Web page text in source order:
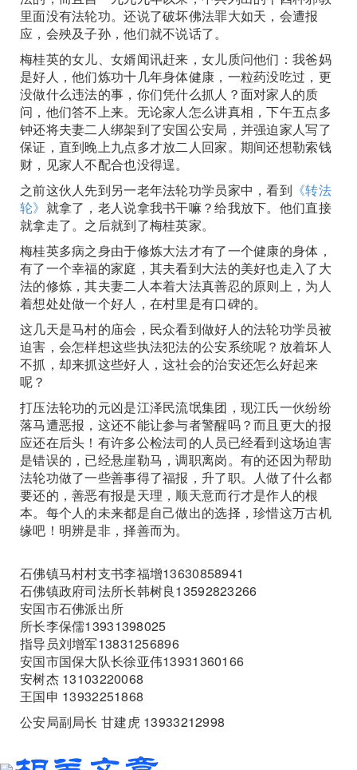
里面没有法轮功。还说了破坏佛法罪大如天，会遭报
应，会殃及子孙，他们就不说话了。
梅桂英的女儿、女婿闻讯赶来，女儿质问他们：我爸妈
是好人，他们炼功十几年身体健康，一粒药没吃过，更
没做什么违法的事，你们凭什么抓人？面对家人的质
问，他们答不上来。无论家人怎么讲真相，下午五点多
钟还将夫妻二人绑架到了安国公安局，并强迫家人写了
保证，直到晚上九点多才放二人回家。期间还想勒索钱
财，见家人不配合也没得逞。
之前这伙人先到另一老年法轮功学员家中，看到 《转法
轮》 就拿了，老人说拿我书干嘛？给我放下。他们直接
就拿走了。之后就到了梅桂英家。
梅桂英多病之身由于修炼大法才有了一个健康的身体，
有了一个幸福的家庭，其夫看到大法的美好也走入了大
法的修炼，其夫妻二人本着大法真善忍的原则上，为人
着想处处做一个好人，在村里是有口碑的。
这几天是马村的庙会，民众看到做好人的法轮功学员被
迫害，会怎样想这些执法犯法的公安系统呢？放着坏人
不抓，却来抓这些好人，这社会的治安还怎么好起来
呢？
打压法轮功的元凶是江泽民流氓集团，现江氏一伙纷纷
落马遭恶报，这还不能让参与者警醒吗？而且更大的报
应还在后头！有许多公检法司的人员已经看到这场迫害
是错误的，已经悬崖勒马，调职离岗。有的还因为帮助
法轮功做了一些善事得了福报，升了职。人做了什么都
要还的，善恶有报是天理，顺天意而行才是作人的根
本。每个人的未来都是自己做出的选择，珍惜这万古机
缘吧！明辨是非，择善而为。
石佛镇马村村支书李福增13630858941
石佛镇政府司法所长韩树良13592823266
安国市石佛派出所
所长李保儒13931398025
指导员刘增军13831256896
安国市国保大队长徐亚伟13931360166
安树杰 13103220068
王国申 13932251868
公安局副局长 甘建虎 13933212998